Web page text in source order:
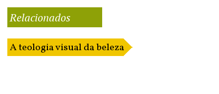
Relacionados
A teologia visual da beleza